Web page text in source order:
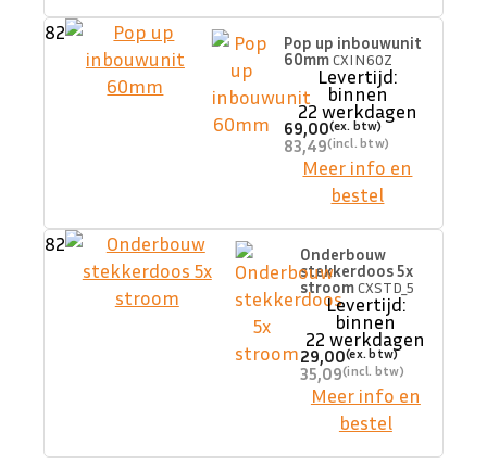
82
Pop up inbouwunit
60mmCXIN60Z
Levertijd:
binnen
22 werkdagen
69,00
83,49
Meer info en
bestel
82
Onderbouw
stekkerdoos 5x
stroomCXSTD_5
Levertijd:
binnen
22 werkdagen
29,00
35,09
Meer info en
bestel